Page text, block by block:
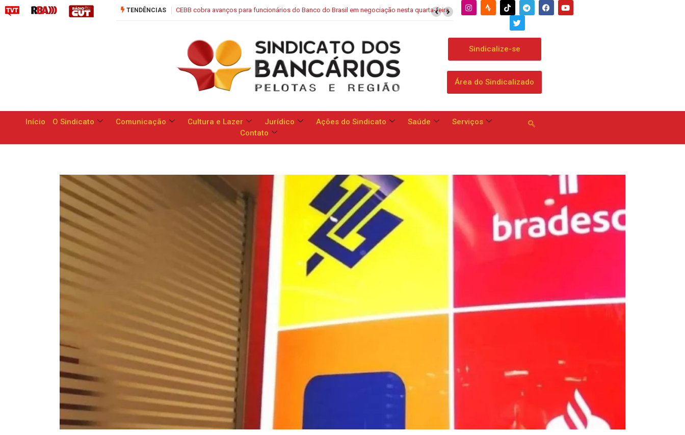
TENDÊNCIAS
CEBB cobra avanços para funcionários do Banco do Brasil em negociação nesta quarta-feira
Campanha Nacional: bancos se comprometem a apresentar proposta geral às
Sindicalize-se
Área do Sindicalizado
Início O Sindicato Comunicação Cultura e Lazer Jurídico Ações do Sindicato Saúde
Serviços
Contato